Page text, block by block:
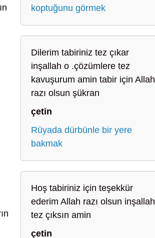
koptuğunu görmek
Dilerim tabiriniz tez çıkar
inşallah o .çözümlere tez
kavuşurum amin tabir için Allah
razı olsun şükran
çetin
Rüyada dürbünle bir yere
bakmak
Hoş tabiriniz için teşekkür
ederim Allah razı olsun inşallah
tez çıksın amin
çetin